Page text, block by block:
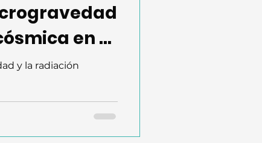
en el
y la radiación